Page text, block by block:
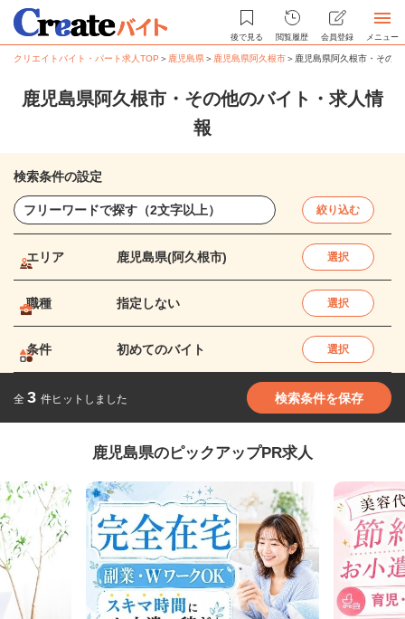
後で見る 閲覧履歴 会員登録 メニュー
クリエイトバイト・パート求人TOP ＞ 鹿児島県＞ 鹿児島県阿久根市＞ 鹿児島県阿久根市・その
鹿児島県阿久根市・その他のバイト・求人情
報
検索条件の設定
絞り込む
エリア 鹿児島県(阿久根市) 選択
職種 指定しない 選択
条件 初めてのバイト 選択
全 3 件ヒットしました 検索条件を保存
鹿児島県のピックアップPR求人